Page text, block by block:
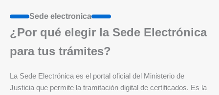
Sede electronica
¿Por qué elegir la Sede Electrónica
para tus trámites?
La Sede Electrónica es el portal oficial del Ministerio de
Justicia que permite la tramitación digital de certificados. Es la